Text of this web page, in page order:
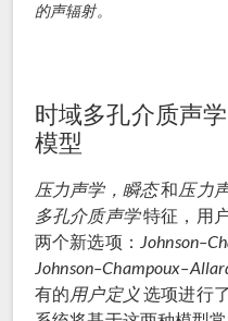
的声辐射。
时域多孔介质声
模型
压力声学，瞬态和压力
多孔介质声学特征，用
两个新选项：
有的用户定义选项进行